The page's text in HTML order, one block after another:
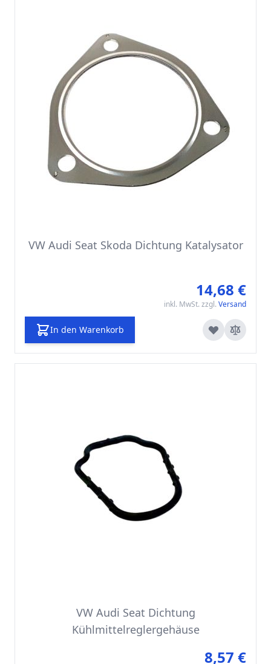
VW Audi Seat Skoda Dichtung Katalysator
14,68 €
inkl. MwSt. zzgl. Versand
In den Warenkorb
VW Audi Seat Dichtung
Kühlmittelreglergehäuse
8,57 €